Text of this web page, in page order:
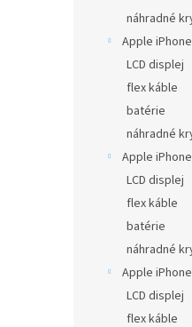
náhradné
Apple
LCD displej
flex káble
batérie
náhradné
Apple
LCD displej
flex káble
batérie
náhradné
Apple
LCD displej
flex káble